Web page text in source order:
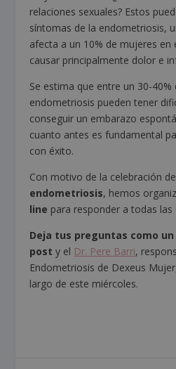
relaciones sexuales? Estos
síntomas de la endometriosis,
afecta a un 10% de mujeres en
causar principalmente dolor e
Se estima que entre un 30-
endometriosis pueden tener
conseguir un embarazo
cuanto antes es fundamental
con éxito.
Con motivo de la celebración
endometriosis, hemos
line para responder a todas las
Deja tus preguntas como
post y el Dr. Pere Barri,
Endometriosis de Dexeus
largo de este miércoles.